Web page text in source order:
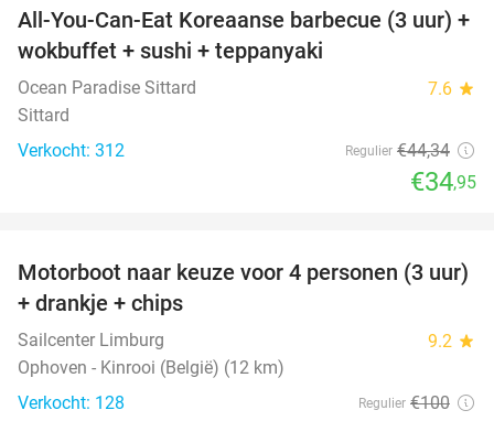
21%
All-You-Can-Eat Koreaanse barbecue (3 uur) +
wokbuffet + sushi + teppanyaki
Ocean Paradise Sittard 7.6 star
Sittard
Verkocht: 312
Regulier €44,34
€34,95
31%
Motorboot naar keuze voor 4 personen (3 uur)
+ drankje + chips
Sailcenter Limburg 9.2 star
Ophoven - Kinrooi (België) (12 km)
Verkocht: 128
Regulier €100